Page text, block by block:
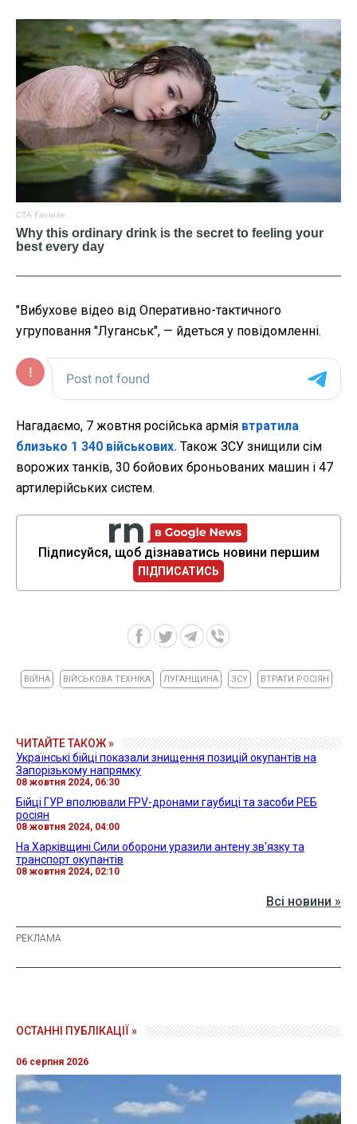
"Вибухове відео від Оперативно-тактичного
угруповання "Луганськ", — йдеться у повідомленні.
Нагадаємо, 7 жовтня російська армія втратила
близько 1 340 військових. Також ЗСУ знищили сім
ворожих танків, 30 бойових броньованих машин і 47
артилерійських систем.
Підписуйся, щоб дізнаватись новини першим
ПІДПИСАТИСЬ
ВІЙНА ВІЙСЬКОВА ТЕХНІКА ЛУГАНЩИНА ЗСУ ВТРАТИ РОСІЯН
ЧИТАЙТЕ ТАКОЖ »
Українські бійці показали знищення позицій окупантів на
Запорізькому напрямку
08 жовтня 2024, 06:30
Бійці ГУР вполювали FPV-дронами гаубиці та засоби РЕБ
росіян
08 жовтня 2024, 04:00
На Харківщині Сили оборони уразили антену зв'язку та
транспорт окупантів
08 жовтня 2024, 02:10
Всі новини »
ОСТАННІ ПУБЛІКАЦІЇ »
06 серпня 2026